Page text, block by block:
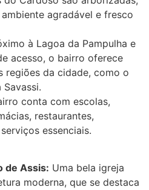
agradável e fresco
à Lagoa da Pampulha e
acesso, o bairro oferece
regiões da cidade, como o
conta com escolas,
restaurantes,
essenciais.
de Assis: Uma bela igreja
moderna, que se destaca